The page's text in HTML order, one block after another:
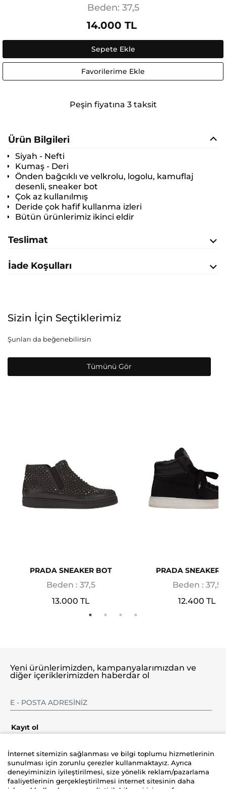
Beden: 37,5
14.000 TL
Sepete Ekle
Favorilerime Ekle
Peşin fiyatına 3 taksit
Ürün Bilgileri
Siyah - Nefti
Kumaş - Deri
Önden bağcıklı ve velkrolu, logolu, kamuflaj
desenli, sneaker bot
Çok az kullanılmış
Deride çok hafif kullanma izleri
Bütün ürünlerimiz ikinci eldir
Teslimat
İade Koşulları
Sizin İçin Seçtiklerimiz
Şunları da beğenebilirsin
Tümünü Gör
PRADA SNEAKER BOT
Beden : 37,5
13.000 TL
PRADA SNEAKER
Beden : 37,5
12.400 TL
Şirket
Yeni ürünlerimizden, kampanyalarımızdan ve
diğer içeriklerimizden haberdar ol
Kayıt ol
İnternet sitemizin sağlanması ve bilgi toplumu hizmetlerinin
sunulması için zorunlu çerezler kullanmaktayız. Ayrıca
deneyiminizin iyileştirilmesi, size yönelik reklam/pazarlama
faaliyetlerinin gerçekleştirilmesi internet sitesinin daha